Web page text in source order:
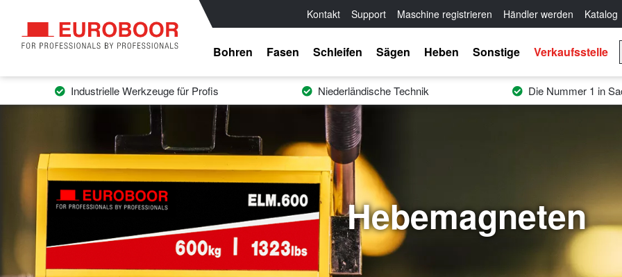
Kontakt Support Maschine registrieren Händler werden Katalog
Bohren Fasen Schleifen Sägen Heben Sonstige Verkaufsstelle
Industrielle Werkzeuge für Profis Niederländische Technik Die Nummer 1 in
Hebemagneten